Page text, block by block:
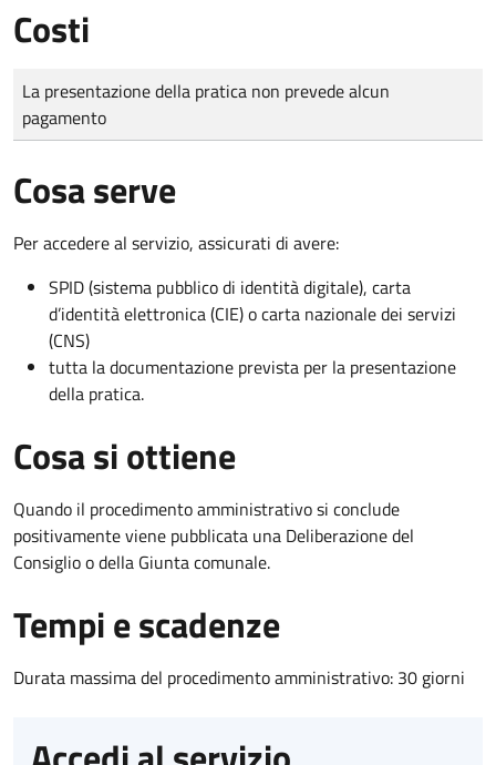
Costi
Tipo di pagamento
Importo
La presentazione della pratica non prevede alcun
pagamento
Cosa serve
Per accedere al servizio, assicurati di avere:
SPID (sistema pubblico di identità digitale), carta
d’identità elettronica (CIE) o carta nazionale dei servizi
(CNS)
tutta la documentazione prevista per la presentazione
della pratica.
Cosa si ottiene
Quando il procedimento amministrativo si conclude
positivamente viene pubblicata una Deliberazione del
Consiglio o della Giunta comunale.
Tempi e scadenze
Durata massima del procedimento amministrativo: 30 giorni